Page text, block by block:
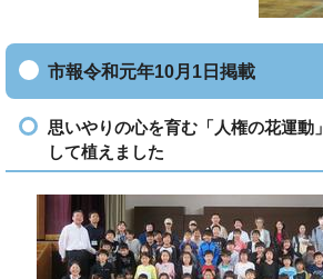
市報令和元年10月1日掲載
思いやりの心を育む「人権の花運動
して植えました